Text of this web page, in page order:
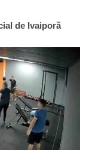
de Ivaiporã